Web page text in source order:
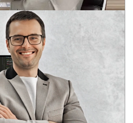
10+
РАЗРАБОТЧИК
в области разработки
потенциал информационных
и глубину интеграции IT-
структуры современного общества.
с 2006 года. Аналитическое
для решения задача
SEO.